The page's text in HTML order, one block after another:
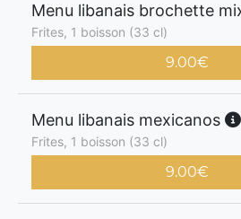
Menu libanais brochette
Frites, 1 boisson (33 cl)
9.00€
Menu libanais mexicanos
Frites, 1 boisson (33 cl)
9.00€